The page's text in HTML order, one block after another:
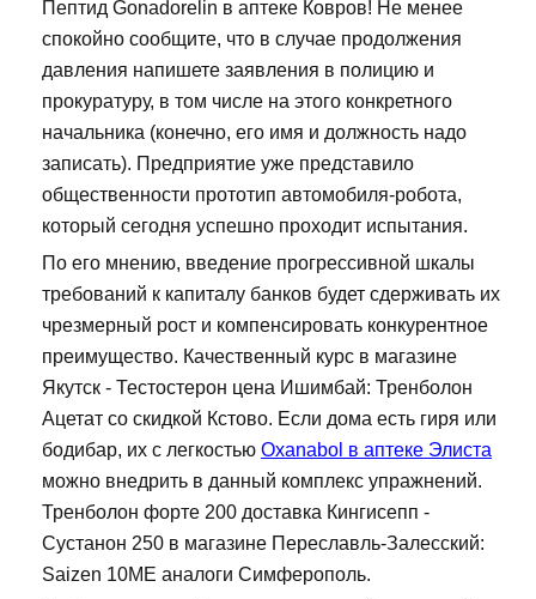
Пептид Gonadorelin в аптеке Ковров! Не менее
спокойно сообщите, что в случае продолжения
давления напишете заявления в полицию и
прокуратуру, в том числе на этого конкретного
начальника (конечно, его имя и должность надо
записать). Предприятие уже представило
общественности прототип автомобиля-робота,
который сегодня успешно проходит испытания.
По его мнению, введение прогрессивной шкалы
требований к капиталу банков будет сдерживать их
чрезмерный рост и компенсировать конкурентное
преимущество. Качественный курс в магазине
Якутск - Тестостерон цена Ишимбай: Тренболон
Ацетат со скидкой Кстово. Если дома есть гиря или
бодибар, их с легкостью Oxanabol в аптеке Элиста
можно внедрить в данный комплекс упражнений.
Тренболон форте 200 доставка Кингисепп -
Сустанон 250 в магазине Переславль-Залесский:
Saizen 10ME аналоги Симферополь.